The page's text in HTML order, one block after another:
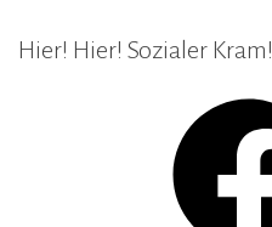
Hier! Hier! Sozialer Kram!